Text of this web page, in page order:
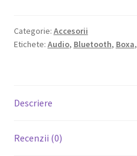
Categorie: Accesorii
Etichete: Audio, Bluetooth, Boxa,
Descriere
Recenzii (0)